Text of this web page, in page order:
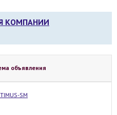
КОМПАНИИ
объявления
SM